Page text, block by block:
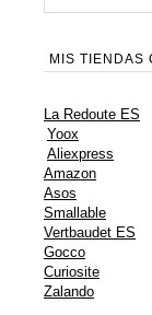
MIS TIENDAS
La Redoute ES
Yoox
Aliexpress
Amazon
Asos
Smallable
Vertbaudet ES
Gocco
Curiosite
Zalando